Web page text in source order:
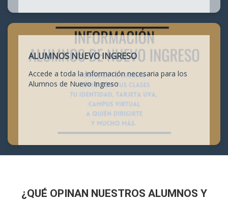
ALUMNOS NUEVO INGRESO
Accede a toda la información necesaria para los
Alumnos de Nuevo Ingreso
¿QUÉ OPINAN NUESTROS ALUMNOS Y